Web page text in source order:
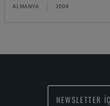
ALMANYA 2004
NEWSLETTER